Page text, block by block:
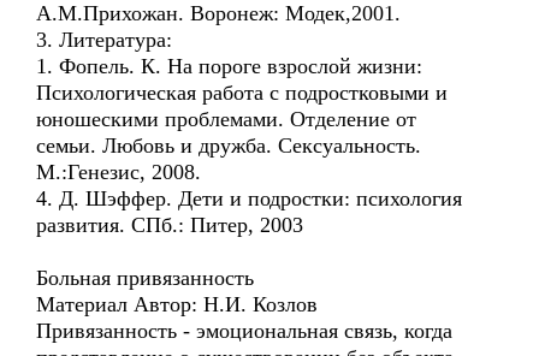
А.М.Прихожан. Воронеж: Модек,2001.
3. Литература:
1. Фопель. К. На пороге взрослой жизни:
Психологическая работа с подростковыми и
юношескими проблемами. Отделение от
семьи. Любовь и дружба. Сексуальность.
М.:Генезис, 2008.
4. Д. Шэффер. Дети и подростки: психология
развития. СПб.: Питер, 2003
Больная привязанность
Материал Автор: Н.И. Козлов
Привязанность - эмоциональная связь, когда